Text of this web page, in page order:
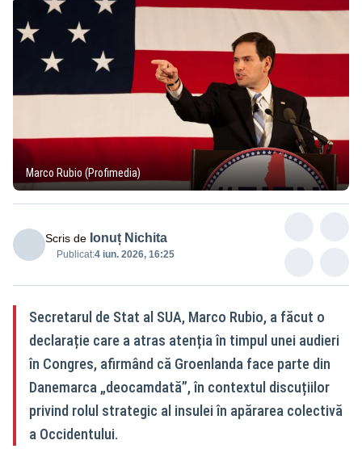
Marco Rubio (Profimedia)
Scris de Ionuț Nichita
Publicat:4 iun. 2026, 16:25
Secretarul de Stat al SUA, Marco Rubio, a făcut o
declarație care a atras atenția în timpul unei audieri
în Congres, afirmând că Groenlanda face parte din
Danemarca „deocamdată”, în contextul discuțiilor
privind rolul strategic al insulei în apărarea colectivă
a Occidentului.